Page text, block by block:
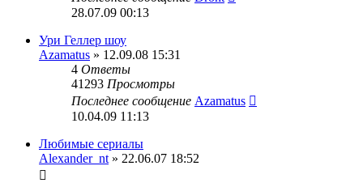
28.07.09 00:13
Ури Геллер шоу
Azamatus » 12.09.08 15:31
4 Ответы
41293 Просмотры
Последнее сообщение Azamatus
10.04.09 11:13
Любимые сериалы
Alexander_nt » 22.06.07 18:52